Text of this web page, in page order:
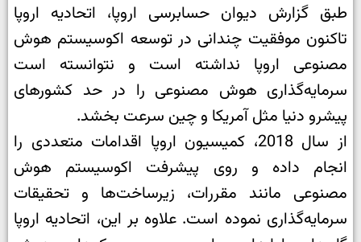
طبق گزارش دیوان حسابرسی اروپا، اتحادیه اروپا
تاکنون موفقیت چندانی در توسعه اکوسیستم هوش
مصنوعی اروپا نداشته است و نتوانسته است
سرمایه‌گذاری هوش مصنوعی را در حد کشورهای
پیشرو دنیا مثل آمریکا و چین سرعت بخشد.
از سال 2018، کمیسیون اروپا اقدامات متعددی را
انجام داده و روی پیشرفت اکوسیستم هوش
مصنوعی مانند مقررات، زیرساخت‌ها و تحقیقات
سرمایه‌گذاری نموده است. علاوه بر این، اتحادیه اروپا